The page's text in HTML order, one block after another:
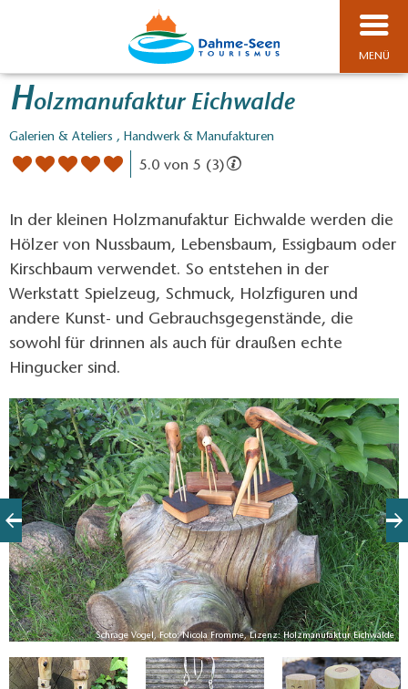
MENÜ
Holzmanufaktur Eichwalde
Galerien & Ateliers , Handwerk & Manufakturen
5.0 von 5 (3)
In der kleinen Holzmanufaktur Eichwalde werden die
Hölzer von Nussbaum, Lebensbaum, Essigbaum oder
Kirschbaum verwendet. So entstehen in der
Werkstatt Spielzeug, Schmuck, Holzfiguren und
andere Kunst- und Gebrauchsgegenstände, die
sowohl für drinnen als auch für draußen echte
Hingucker sind.
Schräge Vögel, Foto: Nicola Fromme, Lizenz: Holzmanufaktur Eichwalde